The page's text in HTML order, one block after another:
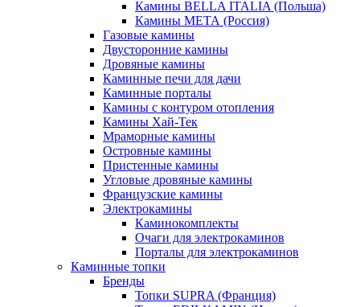
Камины BELLA ITALIA (Польша)
Камины МЕТА (Россия)
Газовые камины
Двусторонние камины
Дровяные камины
Каминные печи для дачи
Каминные порталы
Камины с контуром отопления
Камины Хай-Тек
Мраморные камины
Островные камины
Пристенные камины
Угловые дровяные камины
Французские камины
Электрокамины
Каминокомплекты
Очаги для электрокаминов
Порталы для электрокаминов
Каминные топки
Бренды
Топки SUPRA (Франция)